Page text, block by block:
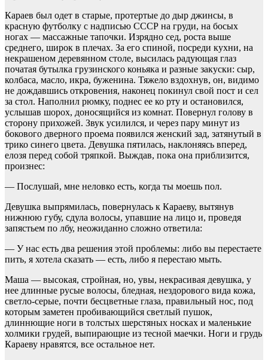
Караев был одет в старые, протертые до дыр джинсы, в
красную футболку с надписью СССР на груди, на босых
ногах — массажные тапочки. Изрядно сед, роста выше
среднего, широк в плечах. За его спиной, посреди кухни, на
некрашеном деревянном столе, высилась радующая глаз
початая бутылка грузинского коньяка и разные закуски: сыр,
колбаса, масло, икра, буженина. Тяжело вздохнув, он, видимо
не дождавшись откровения, наконец покинул свой пост и сел
за стол. Наполнил рюмку, поднес ее ко рту и остановился,
услышав шорох, доносящийся из комнат. Повернул голову в
сторону прихожей. Звук усилился, и через пару минут из
бокового дверного проема появился женский зад, затянутый в
трико синего цвета. Девушка пятилась, наклоняясь вперед,
елозя перед собой тряпкой. Выждав, пока она приблизится,
произнес:
— Послушай, мне неловко есть, когда ты моешь пол.
Девушка выпрямилась, повернулась к Караеву, вытянув
нижнюю губу, сдула волосы, упавшие на лицо и, проведя
запястьем по лбу, неожиданно сложно ответила:
— У нас есть два решения этой проблемы: либо вы перестаете
пить, я хотела сказать — есть, либо я перестаю мыть.
Маша — высокая, стройная, но, увы, некрасивая девушка, у
нее длинные русые волосы, бледная, нездорового вида кожа,
светло-серые, почти бесцветные глаза, правильный нос, под
которым заметен пробивающийся светлый пушок,
длиннющие ноги в толстых шерстяных носках и маленькие
холмики грудей, выпирающие из тесной маечки. Ноги и грудь
Караеву нравятся, все остальное нет.